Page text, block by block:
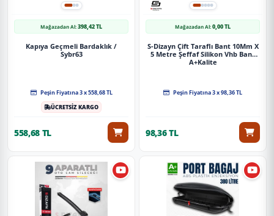
Mağazadan Al:398,42 TL
Kapıya Geçmeli Bardaklık /
Sybr63
Peşin Fiyatına 3 x 558,68 TL
ÜCRETSİZ KARGO
558,68 TL
Mağazadan Al:0,00 TL
S-Dizayn Çift Taraflı Bant 10Mm X
5 Metre Şeffaf Silikon Vhb Bant
A+Kalite
Peşin Fiyatına 3 x 98,36 TL
98,36 TL